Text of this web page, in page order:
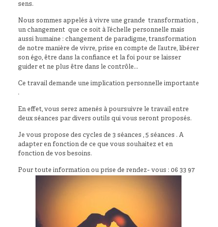
sens.
Nous sommes appelés à vivre une grande transformation ,
un changement que ce soit à l’échelle personnelle mais
aussi humaine : changement de paradigme, transformation
de notre manière de vivre, prise en compte de l’autre, libérer
son égo, être dans la confiance et la foi pour se laisser
guider et ne plus être dans le contrôle…
Ce travail demande une implication personnelle importante
.
En effet, vous serez amenés à poursuivre le travail entre
deux séances par divers outils qui vous seront proposés.
Je vous propose des cycles de 3 séances , 5 séances . A
adapter en fonction de ce que vous souhaitez et en
fonction de vos besoins.
Pour toute information ou prise de rendez- vous : 06 33 97